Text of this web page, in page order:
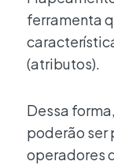
ferramenta
(atributos).
Dessa
poderão ser
operadores